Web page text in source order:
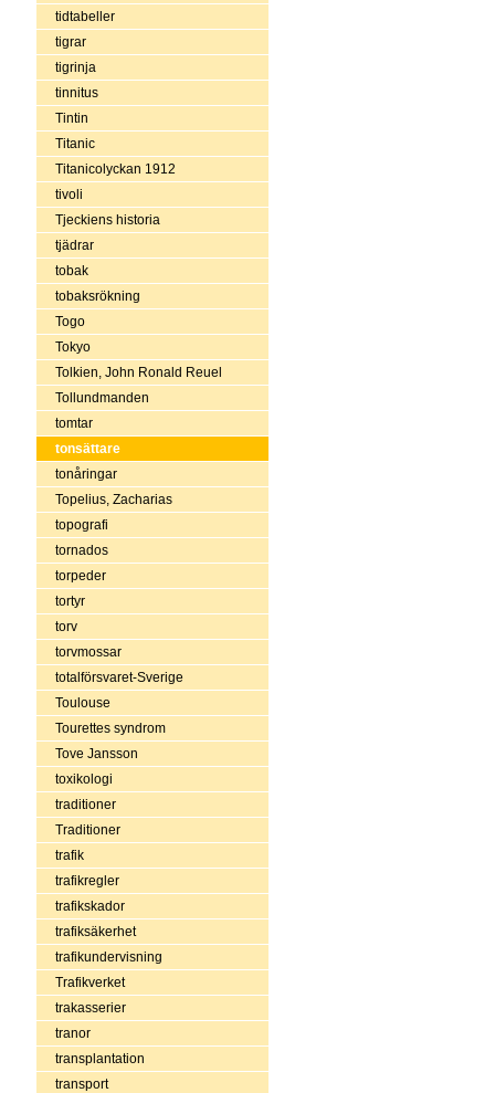
tidtabeller
tigrar
tigrinja
tinnitus
Tintin
Titanic
Titanicolyckan 1912
tivoli
Tjeckiens historia
tjädrar
tobak
tobaksrökning
Togo
Tokyo
Tolkien, John Ronald Reuel
Tollundmanden
tomtar
tonsättare
tonåringar
Topelius, Zacharias
topografi
tornados
torpeder
tortyr
torv
torvmossar
totalförsvaret-Sverige
Toulouse
Tourettes syndrom
Tove Jansson
toxikologi
traditioner
Traditioner
trafik
trafikregler
trafikskador
trafiksäkerhet
trafikundervisning
Trafikverket
trakasserier
tranor
transplantation
transport